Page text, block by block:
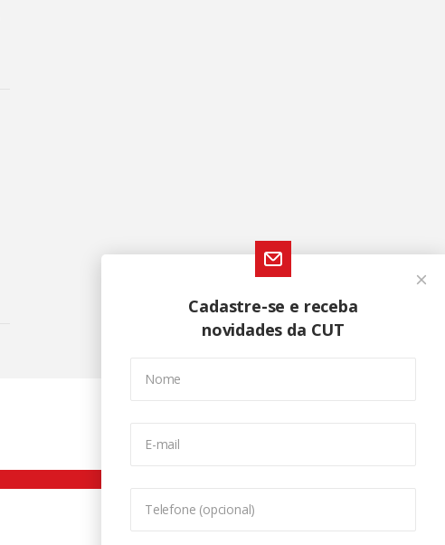
Cadastre-se e receba
novidades da CUT
Nome
E-mail
Telefone (opcional)